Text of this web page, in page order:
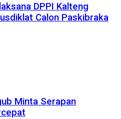
DPPI Kalteng
Calon Paskibraka
Minta Serapan